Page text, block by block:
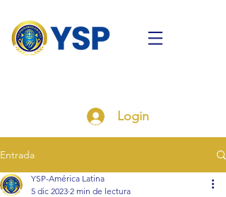
Login
Entrada
YSP-América Latina
5 dic 2023 2 min de lectura